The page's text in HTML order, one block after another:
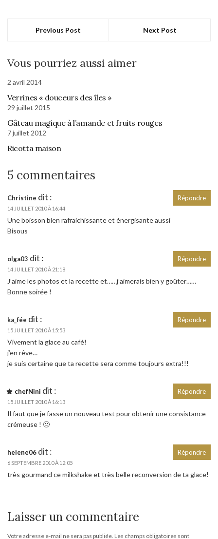
Previous Post Next Post
Vous pourriez aussi aimer
2 avril 2014
Verrines « douceurs des îles »
29 juillet 2015
Gâteau magique à l’amande et fruits rouges
7 juillet 2012
Ricotta maison
5 commentaires
Christine dit :
14 JUILLET 2010 À 16:44
Une boisson bien rafraichissante et énergisante aussi
Bisous
Répondre
olga03 dit :
14 JUILLET 2010 À 21:18
J’aime les photos et la recette et……j’aimerais bien y goûter……
Bonne soirée !
Répondre
ka_fée dit :
15 JUILLET 2010 À 15:53
Vivement la glace au café!
j’en rêve…
je suis certaine que ta recette sera comme toujours extra!!!
Répondre
chefNini dit :
15 JUILLET 2010 À 16:13
Il faut que je fasse un nouveau test pour obtenir une consistance
crémeuse ! 🙂
Répondre
helene06 dit :
6 SEPTEMBRE 2010 À 12:05
très gourmand ce milkshake et très belle reconversion de ta glace!
Répondre
Laisser un commentaire
Votre adresse e-mail ne sera pas publiée. Les champs obligatoires sont